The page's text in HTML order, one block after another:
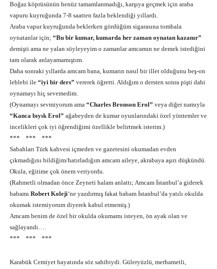
Boğaz köprüsünün henüz tamamlanmadığı, karşıya geçmek için araba
vapuru kuyruğunda 7-8 saatten fazla beklendiği yıllardı.
Araba vapur kuyruğunda beklerken gördüğüm sigarasına tombala
oynatanlar için; “Bu bir kumar, kumarda her zaman oynatan kazanır”
demişti ama ne yalan söyleyeyim o zamanlar amcamın ne demek istediğini
tam olarak anlayamamıştım.
Daha sonraki yıllarda amcam bana, kumarın nasıl bir illet olduğunu beş-on
leblebi ile “iyi bir ders” vererek öğretti. Aldığım o dersten sonra pişti dahi
oynamayı hiç sevemedim.
(Oynamayı sevmiyorum ama “Charles Bronson Erol” veya diğer namıyla
“Kanca bıyık Erol” ağabeyden de kumar oyunlarındaki özel yöntemler ve
incelikleri çok iyi öğrendiğimi özellikle belirtmek isterim.)
*** *** ***
Sabahları Türk kahvesi içmeden ve gazetesini okumadan evden
çıkmadığını bildiğim/hatırladığım amcam aileye, akrabaya aşırı düşkündü.
Okula, eğitime çok önem veriyordu.
(Rahmetli olmadan önce Zeyneti halam anlattı; Amcam İstanbul’a giderek
babamı Robert Koleji‘ne yazdırmış fakat babam İstanbul’da yatılı okulda
okumak istemiyorum diyerek kabul etmemiş.)
Amcam benim de özel bir okulda okumamı isteyen, ön ayak olan ve
sağlayandı….
*** *** ***
Karabük Cemiyet hayatında söz sahibiydi. Güleryüzlü, merhametli,